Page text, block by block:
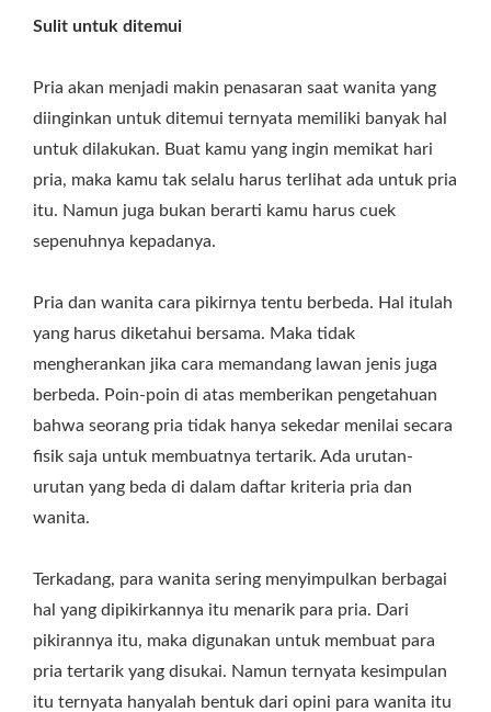
Sulit untuk ditemui
Pria akan menjadi makin penasaran saat wanita yang
diinginkan untuk ditemui ternyata memiliki banyak hal
untuk dilakukan. Buat kamu yang ingin memikat hari
pria, maka kamu tak selalu harus terlihat ada untuk pria
itu. Namun juga bukan berarti kamu harus cuek
sepenuhnya kepadanya.
Pria dan wanita cara pikirnya tentu berbeda. Hal itulah
yang harus diketahui bersama. Maka tidak
mengherankan jika cara memandang lawan jenis juga
berbeda. Poin-poin di atas memberikan pengetahuan
bahwa seorang pria tidak hanya sekedar menilai secara
fisik saja untuk membuatnya tertarik. Ada urutan-
urutan yang beda di dalam daftar kriteria pria dan
wanita.
Terkadang, para wanita sering menyimpulkan berbagai
hal yang dipikirkannya itu menarik para pria. Dari
pikirannya itu, maka digunakan untuk membuat para
pria tertarik yang disukai. Namun ternyata kesimpulan
itu ternyata hanyalah bentuk dari opini para wanita itu